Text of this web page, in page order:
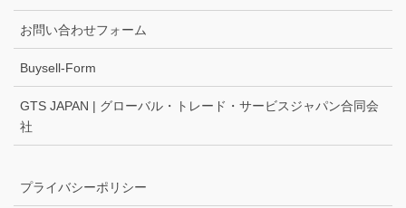
お問い合わせフォーム
Buysell-Form
GTS JAPAN | グローバル・トレード・サービスジャパン合同会
社
プライバシーポリシー